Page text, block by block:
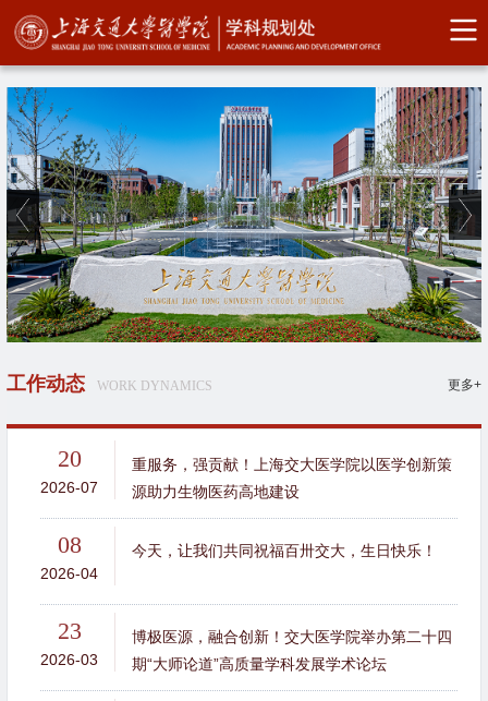
工作动态 WORK DYNAMICS 更多+
20
2026-07
重服务，强贡献！上海交大医学院以医学创新策
源助力生物医药高地建设
08
2026-04
今天，让我们共同祝福百卅交大，生日快乐！
23
2026-03
博极医源，融合创新！交大医学院举办第二十四
期“大师论道”高质量学科发展学术论坛